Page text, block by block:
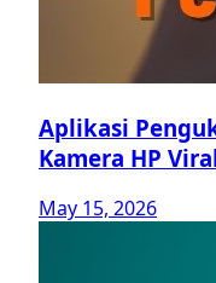
Aplikasi
Kamera HP
May 15, 2026